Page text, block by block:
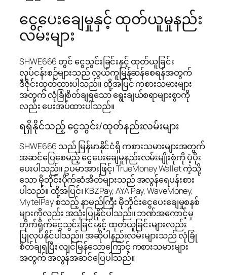
ငွေပေးချေမှုနှင့် ထုတ်ယူမှုနည်း
လမ်းများ
SHWE666 တွင် ငွေသွင်းခြင်းနှင့် ထုတ်ယူခြင်း
လုပ်ငန်းစဉ်များသည် လွယ်ကူမြန်ဆန်စေရန်အတွက်
ဒီဇိုင်းထုတ်ထားပါသည်။ ထို့အပြင် ကစားသမားများ
အတွက် လုံခြုံစိတ်ချရသော ရွေးချယ်စရာများစွာကို
လည်း ပေးအပ်ထားပါသည်။
ရရှိနိုင်သည့် ငွေသွင်း/ထုတ်နည်းလမ်းများ
SHWE666 သည် မြန်မာနိုင်ငံရှိ ကစားသမားများအတွက်
အဆင်ပြေစေမည့် ငွေပေးချေမှုနည်းလမ်းမျိုးစုံကို ပံ့ပိုး
ပေးပါသည်။ ဥပမာအားဖြင့်၊ TrueMoney Wallet ကဲ့သို့
သော မိုဘိုင်းပိုက်ဆံအိတ်များသည် အလွန်ရေပန်းစား
ပါသည်။ ထို့အပြင်၊ KBZPay, AYA Pay, WaveMoney,
MytelPay စသည့် နာမည်ကြီး မိုဘိုင်းငွေပေးချေမှုစနစ်
များကိုလည်း အသုံးပြုနိုင်ပါသည်။ ဘဏ်အကောင့်မှ
တိုက်ရိုက်ငွေသွင်းခြင်းနှင့် ထုတ်ယူခြင်းများလည်း
ပြုလုပ်နိုင်ပါသည်။ အဆိုပါနည်းလမ်းများသည် လုံခြုံ
စိတ်ချရပြီး လျင်မြန်သောကြောင့် ကစားသမားများ
အတွက် အလွန်အဆင်ပြေပါသည်။